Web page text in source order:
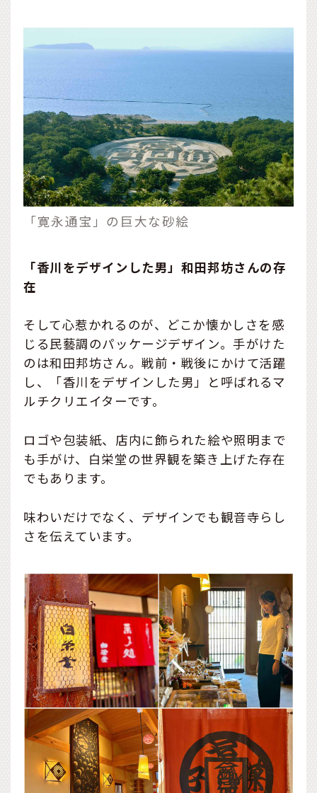
「寛永通宝」の巨大な砂絵
「香川をデザインした男」和田邦坊さんの存
在
そして心惹かれるのが、どこか懐かしさを感
じる民藝調のパッケージデザイン。手がけた
のは和田邦坊さん。戦前・戦後にかけて活躍
し、「香川をデザインした男」と呼ばれるマ
ルチクリエイターです。
ロゴや包装紙、店内に飾られた絵や照明まで
も手がけ、白栄堂の世界観を築き上げた存在
でもあります。
味わいだけでなく、デザインでも観音寺らし
さを伝えています。